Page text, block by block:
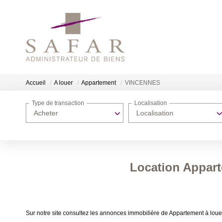
Accueil A louer Appartement VINCENNES
Acheter
Type de transaction
Localisation
Localisation
Location
Sur notre site consultez les annonces immobilière de Appartement à